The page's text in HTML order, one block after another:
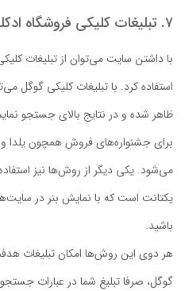
۷. تبلیغات کلیکی فروشگاه ادکلن
با داشتن سایت می‌توان از تبلیغات
استفاده کرد. با تبلیغات کلیکی گوگل
ظاهر شده و در نتایج بالای جستجو
برای جشنواره‌های فروش همچون یلدا و
می‌شود. یکی دیگر از روش‌ها نیز
یکتانت است که با نمایش بنر در
باشید.
هر دوی این روش‌ها امکان تبلیغات
گوگل، صرفا تبلیغ شما در عبارات